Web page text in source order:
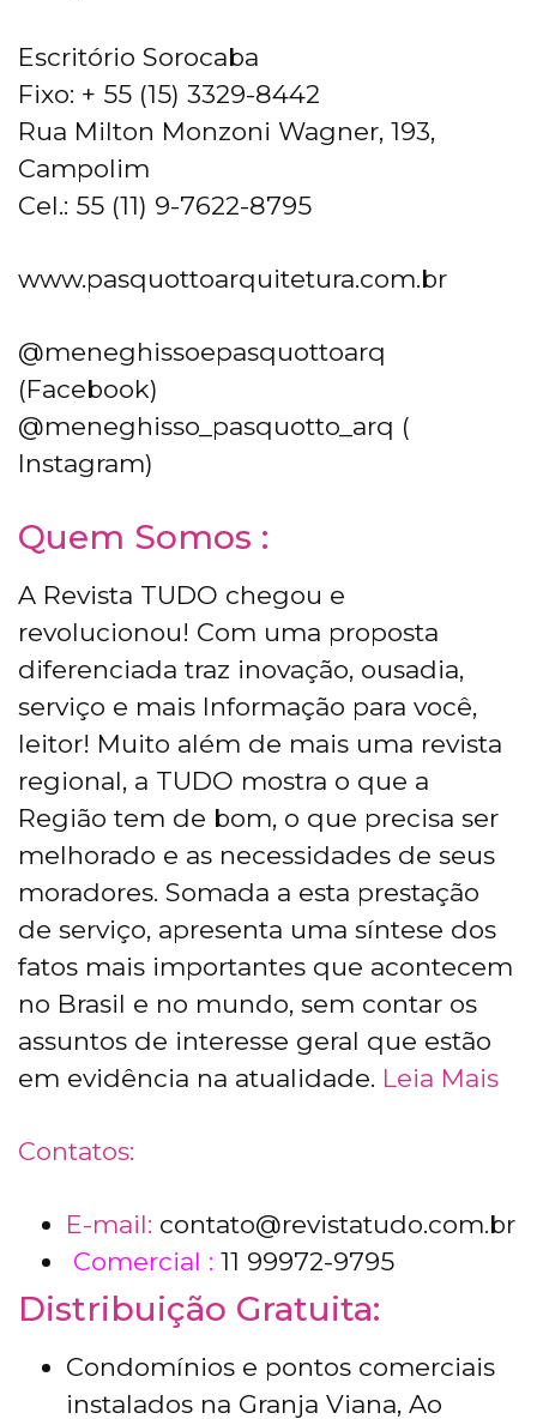
Escritório Sorocaba
Fixo: + 55 (15) 3329-8442
Rua Milton Monzoni Wagner, 193,
Campolim
Cel.: 55 (11) 9-7622-8795
www.pasquottoarquitetura.com.br
@meneghissoepasquottoarq
(Facebook)
@meneghisso_pasquotto_arq (
Instagram)
Quem Somos :
A Revista TUDO chegou e
revolucionou! Com uma proposta
diferenciada traz inovação, ousadia,
serviço e mais Informação para você,
leitor! Muito além de mais uma revista
regional, a TUDO mostra o que a
Região tem de bom, o que precisa ser
melhorado e as necessidades de seus
moradores. Somada a esta prestação
de serviço, apresenta uma síntese dos
fatos mais importantes que acontecem
no Brasil e no mundo, sem contar os
assuntos de interesse geral que estão
em evidência na atualidade. Leia Mais
Contatos:
E-mail: contato@revistatudo.com.br
Comercial : 11 99972-9795
Distribuição Gratuita:
Condomínios e pontos comerciais
instalados na Granja Viana, Ao